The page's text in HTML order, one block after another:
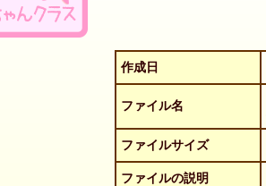
作成日
ファイル名
ファイルサイズ
ファイルの説明